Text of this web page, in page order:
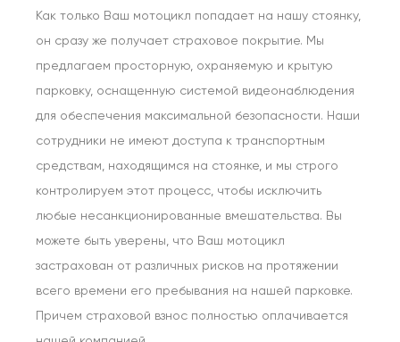
Как только Ваш мотоцикл попадает на нашу стоянку,
он сразу же получает страховое покрытие. Мы
предлагаем просторную, охраняемую и крытую
парковку, оснащенную системой видеонаблюдения
для обеспечения максимальной безопасности. Наши
сотрудники не имеют доступа к транспортным
средствам, находящимся на стоянке, и мы строго
контролируем этот процесс, чтобы исключить
любые несанкционированные вмешательства. Вы
можете быть уверены, что Ваш мотоцикл
застрахован от различных рисков на протяжении
всего времени его пребывания на нашей парковке.
Причем страховой взнос полностью оплачивается